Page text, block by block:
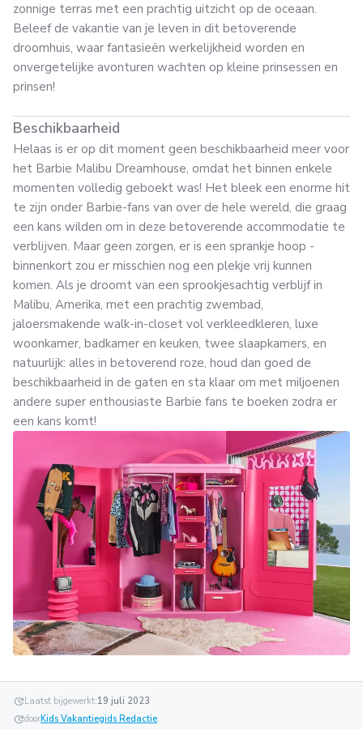
zonnige terras met een prachtig uitzicht op de oceaan.
Beleef de vakantie van je leven in dit betoverende
droomhuis, waar fantasieën werkelijkheid worden en
onvergetelijke avonturen wachten op kleine prinsessen en
prinsen!
Beschikbaarheid
Helaas is er op dit moment geen beschikbaarheid meer voor
het Barbie Malibu Dreamhouse, omdat het binnen enkele
momenten volledig geboekt was! Het bleek een enorme hit
te zijn onder Barbie-fans van over de hele wereld, die graag
een kans wilden om in deze betoverende accommodatie te
verblijven. Maar geen zorgen, er is een sprankje hoop -
binnenkort zou er misschien nog een plekje vrij kunnen
komen. Als je droomt van een sprookjesachtig verblijf in
Malibu, Amerika, met een prachtig zwembad,
jaloersmakende walk-in-closet vol verkleedkleren, luxe
woonkamer, badkamer en keuken, twee slaapkamers, en
natuurlijk: alles in betoverend roze, houd dan goed de
beschikbaarheid in de gaten en sta klaar om met miljoenen
andere super enthousiaste Barbie fans te boeken zodra er
een kans komt!
updateLaatst bijgewerkt:19 juli 2023
updatedoorKids Vakantiegids Redactie.